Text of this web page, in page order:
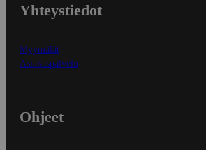
Yhteystiedot
Myymälät
Asiakaspalvelu
Ohjeet